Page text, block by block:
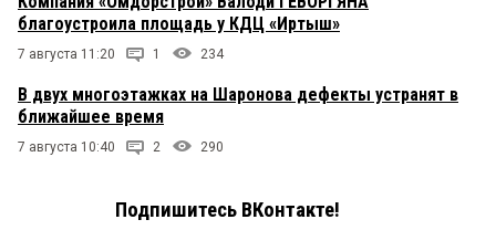
благоустроила площадь у КДЦ «Иртыш»
7 августа 11:20 1 234
В двух многоэтажках на Шаронова дефекты устранят в
ближайшее время
7 августа 10:40 2 290
Подпишитесь ВКонтакте!